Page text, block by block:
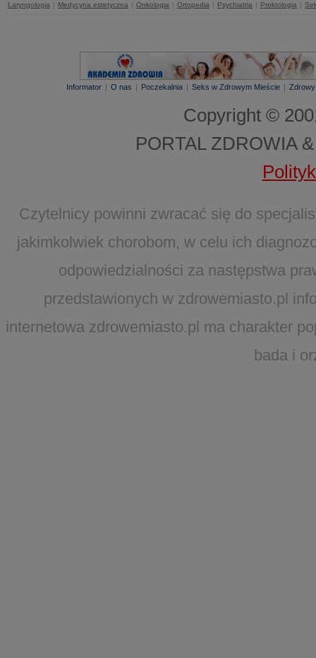
Laryngologia | Medycyna estetyczna | Onkologia | Ortopedia | Psychiatria | Proktologia |
Informator | O nas | Poczekalnia | Seks w Zdrowym Mieście |
Copyright ©
PORTAL ZDROWIA
Czytelnicy powinni zwracać się do
jakimkolwiek chorobom, w celu ich
odpowiedzialności za następstwa
przedstawionych w zdrowemiasto.pl
internetowa zdrowemiasto.pl ma charakter
bada i